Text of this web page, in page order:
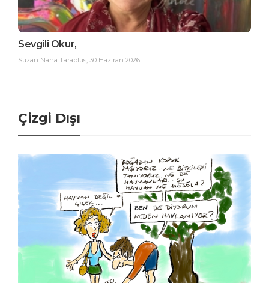
Sevgili Okur,
Suzan Nana Tarablus, 30 Haziran 2026
Çizgi Dışı